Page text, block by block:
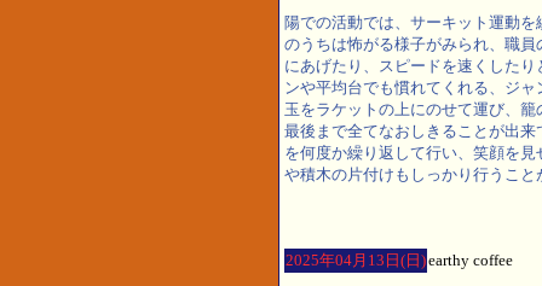
陽での活動では、サーキット運動
のうちは怖がる様子がみられ、職
にあげたり、スピードを速くした
ンや平均台でも慣れてくれる、ジ
玉をラケットの上にのせて運び、
最後まで全てなおしきることが出
を何度か繰り返して行い、笑顔を
や積木の片付けもしっかり行うこと
2025年04月13日(日)earthy coffee